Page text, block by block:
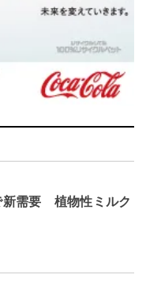
新需要 植物性ミルク